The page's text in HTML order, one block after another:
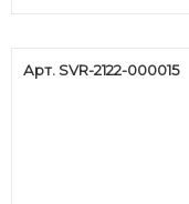
Арт. SVR-2122-000015